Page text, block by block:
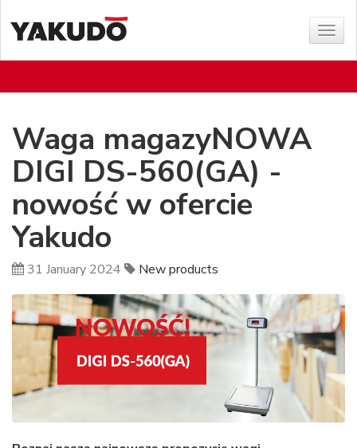
Show
menu
Waga magazyNOWA
DIGI DS-560(GA) -
nowość w ofercie
Yakudo
31 January 2024 New products